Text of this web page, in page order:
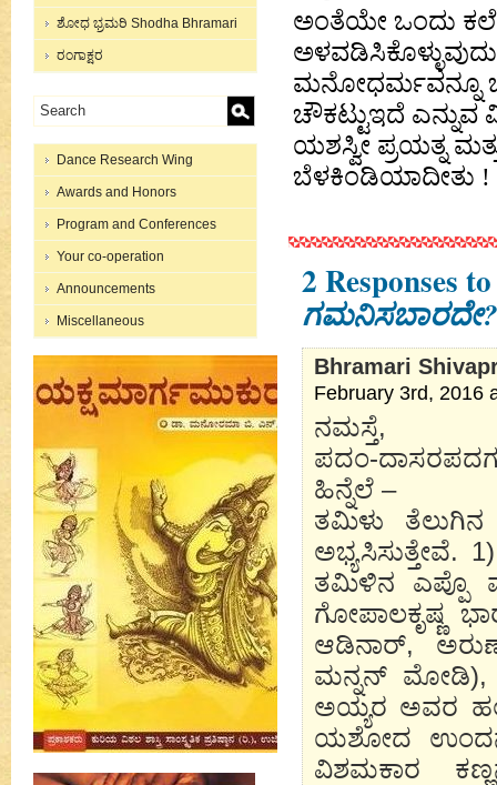
ಶೋಧ ಭ್ರಮರಿ Shodha Bhramari
ರಂಗಾಕ್ಷರ
Dance Research Wing
Awards and Honors
Program and Conferences
Your co-operation
Announcements
Miscellaneous
ಅಂತೆಯೇ ಒಂದು
ಮನೋಧರ್ಮವನ್ನೂ
ಚೌಕಟ್ಟು‌ಇದೆ ಎನ್ನುವ
ಯಶಸ್ವೀ ಪ್ರಯತ್ನ
ಬೆಳಕಿಂಡಿಯಾದೀತು !
2 Responses
ಗಮನಿಸಬಾರದೇ?
Bhramari
February 3rd, 2016
ನಮಸ್ತೆ,
ಪದಂ-
ಹಿನ್ನೆಲೆ –
ತಮಿಳು ತೆಲುಗಿನ
ಅಭ್ಯಸಿಸುತ್ತೇವೆ.
ತಮಿಳಿನ ಎಪ್ಪೊ
ಗೋಪಾಲಕೃಷ್ಣ
ಆಡಿನಾರ್,
ಮನ್ನನ್ ಮೋಡಿ),
ಅಯ್ಯರ ಅವರ
ಯಶೋದ ಉಂದನ್,
ವಿಶಮಕಾರ